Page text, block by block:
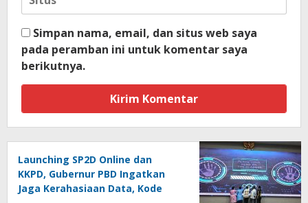
Simpan nama, email, dan situs web saya
pada peramban ini untuk komentar saya
berikutnya.
Launching SP2D Online dan
KKPD, Gubernur PBD Ingatkan
Jaga Kerahasiaan Data, Kode